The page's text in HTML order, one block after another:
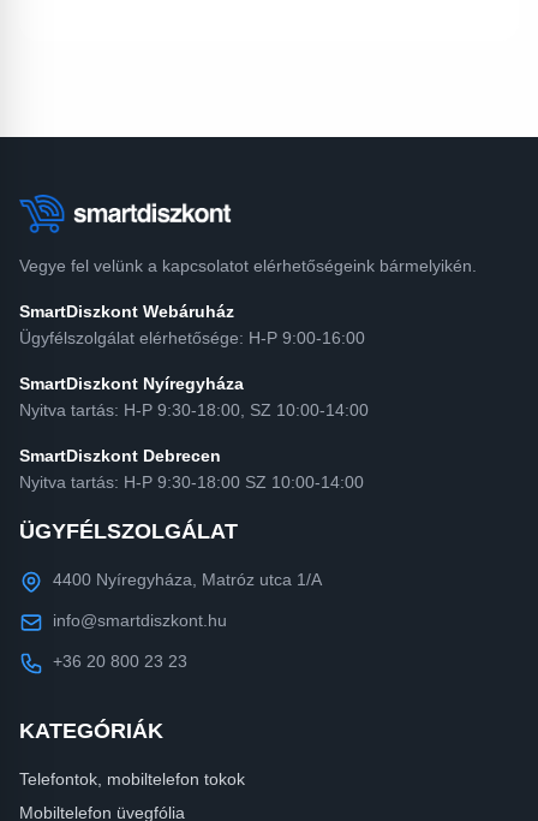
Vegye fel velünk a kapcsolatot elérhetőségeink bármelyikén.
SmartDiszkont Webáruház
Ügyfélszolgálat elérhetősége: H-P 9:00-16:00
SmartDiszkont Nyíregyháza
Nyitva tartás: H-P 9:30-18:00, SZ 10:00-14:00
SmartDiszkont Debrecen
Nyitva tartás: H-P 9:30-18:00 SZ 10:00-14:00
ÜGYFÉLSZOLGÁLAT
4400 Nyíregyháza, Matróz utca 1/A
info@smartdiszkont.hu
+36 20 800 23 23
KATEGÓRIÁK
Telefontok, mobiltelefon tokok
Mobiltelefon üvegfólia